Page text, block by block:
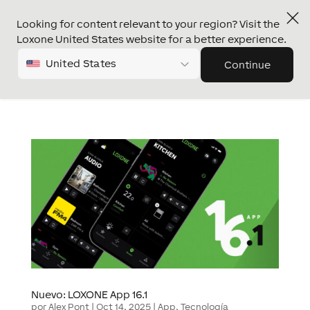
Looking for content relevant to your region? Visit the
Loxone United States website for a better experience.
United States Continue
Nuevo: LOXONE App 16.1
por Alex Pont| Oct 14, 2025| App, Tecnología